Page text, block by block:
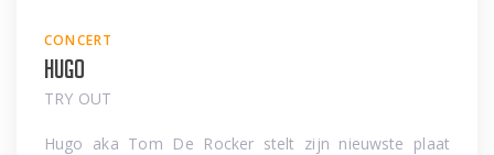
CONCERT
Hugo
TRY OUT
Hugo aka Tom De Rocker stelt zijn nieuwste plaat